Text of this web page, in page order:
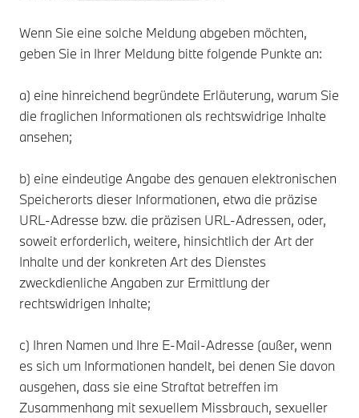
Wenn Sie eine solche Meldung abgeben möchten,
geben Sie in Ihrer Meldung bitte folgende Punkte an:
a) eine hinreichend begründete Erläuterung, warum Sie
die fraglichen Informationen als rechtswidrige Inhalte
ansehen;
b) eine eindeutige Angabe des genauen elektronischen
Speicherorts dieser Informationen, etwa die präzise
URL-Adresse bzw. die präzisen URL-Adressen, oder,
soweit erforderlich, weitere, hinsichtlich der Art der
Inhalte und der konkreten Art des Dienstes
zweckdienliche Angaben zur Ermittlung der
rechtswidrigen Inhalte;
c) Ihren Namen und Ihre E-Mail-Adresse (außer, wenn
es sich um Informationen handelt, bei denen Sie davon
ausgehen, dass sie eine Straftat betreffen im
Zusammenhang mit sexuellem Missbrauch, sexueller